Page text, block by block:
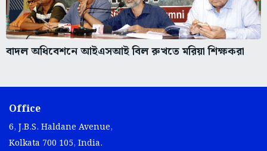
বাদল অধিবেশনে আইএসআই বিল রুখতে মরিয়া শিক্ষকরা
Office
6, J.B.S. Haldane Avenue,
Kolkata 700 105, India.